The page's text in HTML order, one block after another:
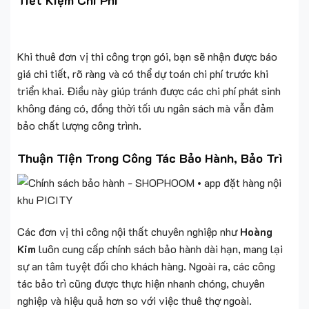
Kimluôn cung cấp chính sách bảo hành dài hạn, mang lại
nghiệp và hiệu quả hơn so với việc thuê thợ ngoài.
3. Hoàng Kim – Đơn Vị Thi Công Nội Thất Uy Tín,
Chuyên Nghiệp
Với nhiều năm kinh nghiệm trong lĩnh vực thiết kế và thi
tự hào đồng hành cùng hàng
nghìn khách hàng trên hành trình kiến tạo không gian sống
mơ ước. Chúng tôi cam kết mang lại những sản phẩm và
dịch vụ hoàn hảo nhất.